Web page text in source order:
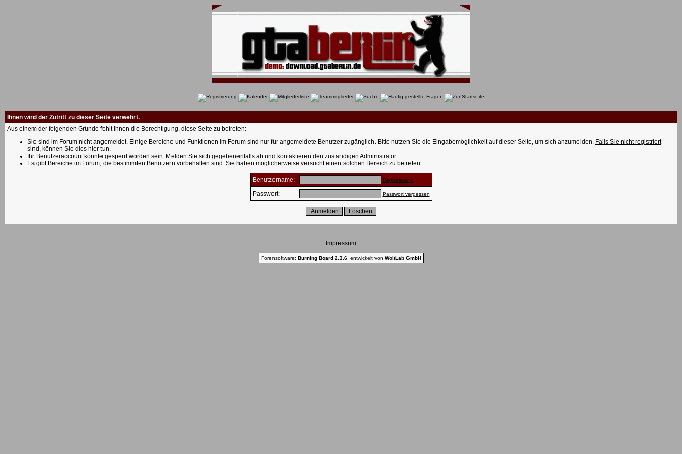
Ihnen wird der Zutritt zu dieser Seite verwehrt.
Aus einem der folgenden Gründe fehlt Ihnen die Berechtigung, diese Seite zu betreten:
Sie sind im Forum nicht angemeldet. Einige Bereiche und Funktionen im Forum sind nur für angemeldete Benutzer zugänglich. Bitte nutzen Sie die Eingabemöglichkeit auf dieser Seite, um sich anzumelden. Falls Sie nicht registriert
sind, können Sie dies hier tun.
Ihr Benutzeraccount könnte gesperrt worden sein. Melden Sie sich gegebenenfalls ab und kontaktieren den zuständigen Administrator.
Es gibt Bereiche im Forum, die bestimmten Benutzern vorbehalten sind. Sie haben möglicherweise versucht einen solchen Bereich zu betreten.
Benutzername: Registrierung
Passwort: Passwort vergessen
Impressum
Forensoftware: Burning Board 2.3.6, entwickelt von WoltLab GmbH